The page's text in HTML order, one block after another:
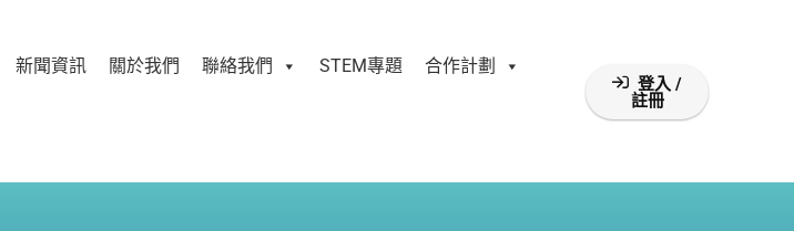
新聞資訊 關於我們 聯絡我們 STEM專題 合作計劃
登入 /
註冊